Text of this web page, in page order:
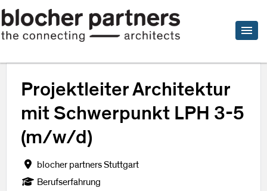
Projektleiter Architektur
mit Schwerpunkt LPH 3-5
(m/w/d)
blocher partners Stuttgart
Berufserfahrung